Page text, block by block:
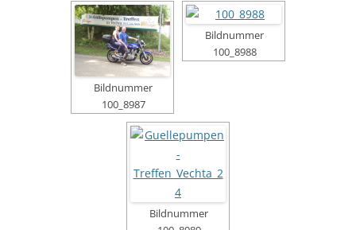
Bildnummer
100_8987
Bildnummer
100_8988
Bildnummer